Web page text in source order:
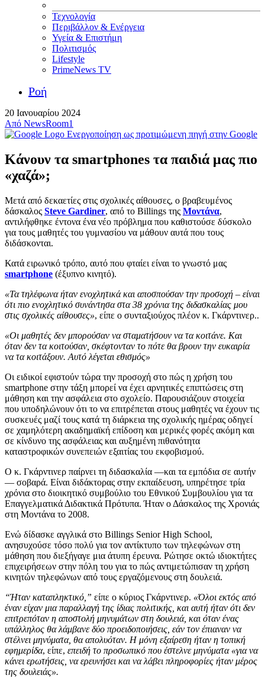
Τεχνολογία
Περιβάλλον & Ενέργεια
Υγεία & Επιστήμη
Πολιτισμός
Lifestyle
PrimeNews TV
Ροή
20 Ιανουαρίου 2024
Από NewsRoom1
Ενεργοποίηση ως προτιμώμενη πηγή στην Google
Κάνουν τα smartphones τα παιδιά μας πιο
«χαζά»;
Μετά από δεκαετίες στις σχολικές αίθουσες, ο βραβευμένος
δάσκαλος Steve Gardiner, από το Billings της Μοντάνα,
αντιλήφθηκε έντονα ένα νέο πρόβλημα που καθιστούσε δύσκολο
για τους μαθητές του γυμνασίου να μάθουν αυτά που τους
διδάσκονται.
Κατά ειρωνικό τρόπο, αυτό που φταίει είναι το γνωστό μας
smartphone (έξυπνο κινητό).
«Τα τηλέφωνα ήταν ενοχλητικά και αποσπούσαν την προσοχή – είναι
ότι πιο ενοχλητικό συνάντησα στα 38 χρόνια της διδασκαλίας μου
στις σχολικές αίθουσες», είπε ο συνταξιούχος πλέον κ. Γκάρντινερ..
«Οι μαθητές δεν μπορούσαν να σταματήσουν να τα κοιτάνε. Και
όταν δεν τα κοιτούσαν, σκέφτονταν το πότε θα βρουν την ευκαιρία
να τα κοιτάξουν. Αυτό λέγεται εθισμός»
Οι ειδικοί εφιστούν τώρα την προσοχή στο πώς η χρήση του
smartphone στην τάξη μπορεί να έχει αρνητικές επιπτώσεις στη
μάθηση και την ασφάλεια στο σχολείο. Παρουσιάζουν στοιχεία
που υποδηλώνουν ότι το να επιτρέπεται στους μαθητές να έχουν τις
συσκευές μαζί τους κατά τη διάρκεια της σχολικής ημέρας οδηγεί
σε χαμηλότερη ακαδημαϊκή επίδοση και μερικές φορές ακόμη και
σε κίνδυνο της ασφάλειας και αυξημένη πιθανότητα
καταστροφικών συνεπειών εξαιτίας του εκφοβισμού.
Ο κ. Γκάρντινερ παίρνει τη διδασκαλία —και τα εμπόδια σε αυτήν
— σοβαρά. Είναι διδάκτορας στην εκπαίδευση, υπηρέτησε τρία
χρόνια στο διοικητικό συμβούλιο του Εθνικού Συμβουλίου για τα
Επαγγελματικά Διδακτικά Πρότυπα. Ήταν ο Δάσκαλος της Χρονιάς
στη Μοντάνα το 2008.
Ενώ δίδασκε αγγλικά στο Billings Senior High School,
ανησυχούσε τόσο πολύ για τον αντίκτυπο των τηλεφώνων στη
μάθηση που διεξήγαγε μια άτυπη έρευνα. Ρώτησε οκτώ ιδιοκτήτες
επιχειρήσεων στην πόλη του για το πώς αντιμετώπισαν τη χρήση
κινητών τηλεφώνων από τους εργαζόμενους στη δουλειά.
“Ήταν καταπληκτικό,” είπε ο κύριος Γκάρντινερ. «Όλοι εκτός από
έναν είχαν μια παραλλαγή της ίδιας πολιτικής, και αυτή ήταν ότι δεν
επιτρεπόταν η αποστολή μηνυμάτων στη δουλειά, και όταν ένας
υπάλληλος θα λάμβανε δύο προειδοποιήσεις, εάν τον έπιαναν να
στέλνει μηνύματα, θα απολυόταν. Η μόνη εξαίρεση ήταν η τοπική
εφημερίδα, είπε, επειδή το προσωπικό που έστελνε μηνύματα «για να
κάνει ερωτήσεις, να ερευνήσει και να λάβει πληροφορίες ήταν μέρος
της δουλειάς».